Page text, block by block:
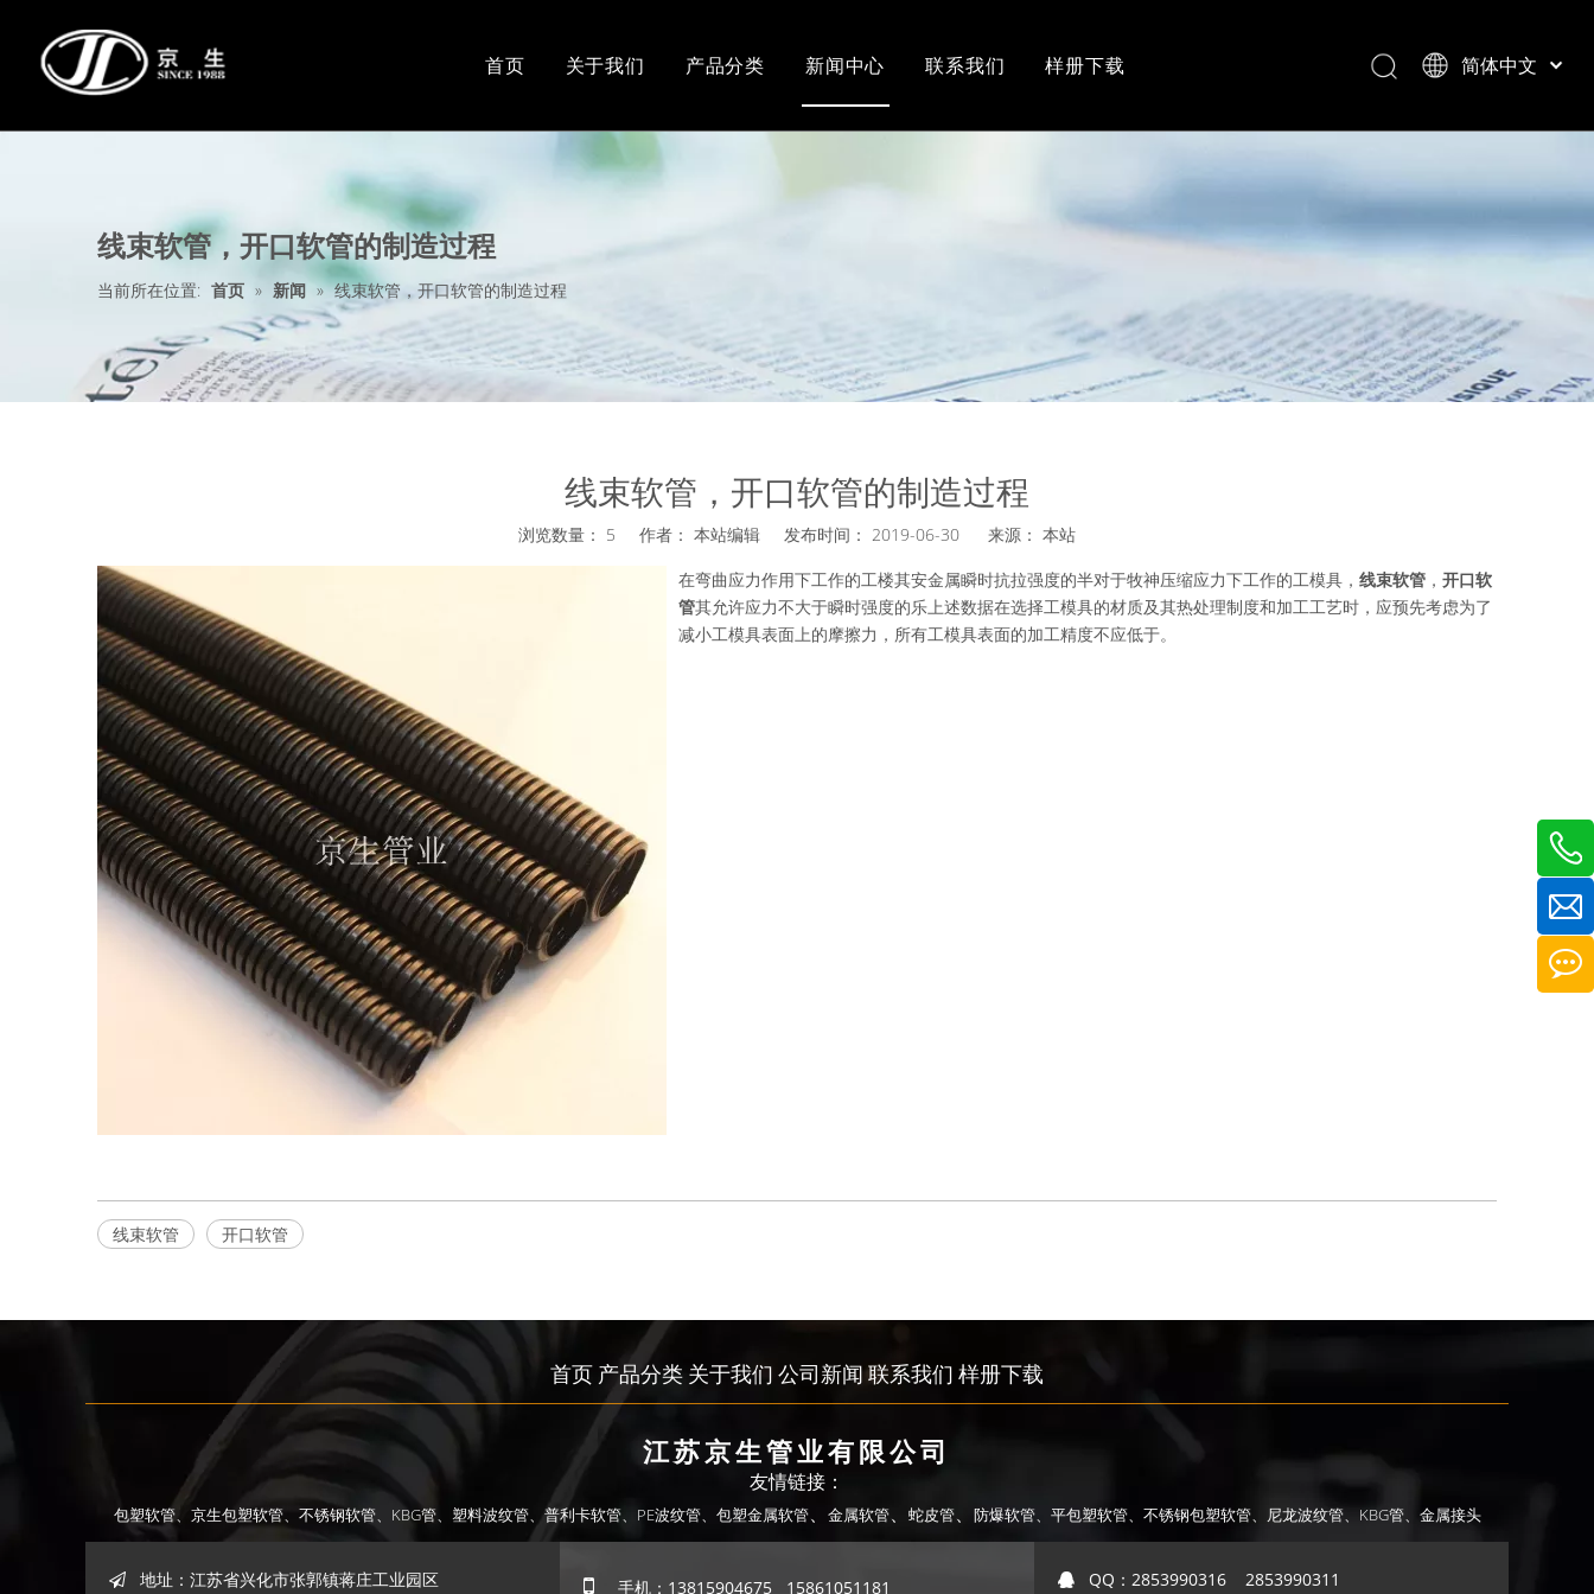
首页 关于我们 产品分类
电缆桥架 电缆格兰头
不锈钢波纹管
新闻中心 联系我们 样册下载 简体中文
线束软管，开口软管的制造过程
当前所在位置: 首页 » 新闻 » 线束软管，开口软管的制造过程
线束软管，开口软管的制造过程
浏览数量： 5 作者： 本站编辑 发布时间： 2019-06-30 来源： 本站
["wechat","weibo","qzone","douban","email"]
在弯曲应力作用下工作的工楼其安金属瞬时抗拉强度的半对于牧神压缩应力下工作的工模具， 线束软管 ， 开口软
管其允许应力不大于瞬时强度的乐上述数据在选择工模具的材质及其热处理制度和加工工艺时，应预先考虑为了
减小工模具表面上的摩擦力，所有工模具表面的加工精度不应低于。
线束软管 开口软管
首页 产品分类 关于我们 公司新闻 联系我们 样册下载
江苏京生管业有限公司
友情链接：
包塑软管、 京生包塑软管、 不锈钢软管、 KBG管、 塑料波纹管、普利卡软管、 PE波纹管、 包塑金属软管、 金属软管、 蛇皮管、 防爆软管、平包塑软管、不锈钢包塑软管、尼龙波纹管、KBG管、金属接头
 地址：江苏省兴化市张郭镇蒋庄工业园区  手机：13815904675 15861051181  QQ： 2853990316 2853990311